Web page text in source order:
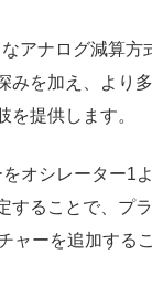
アナログ減算方
みを加え、より
を提供します。
オシレーター1
することで、プ
ャーを追加する